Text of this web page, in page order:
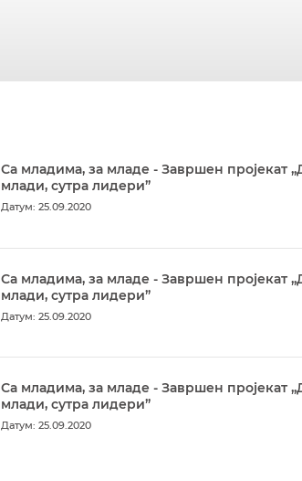
Са младима, за младе - Завршен пројекат
млади, сутра лидери”
Датум: 25.09.2020
Са младима, за младе - Завршен пројекат
млади, сутра лидери”
Датум: 25.09.2020
Са младима, за младе - Завршен пројекат
млади, сутра лидери”
Датум: 25.09.2020